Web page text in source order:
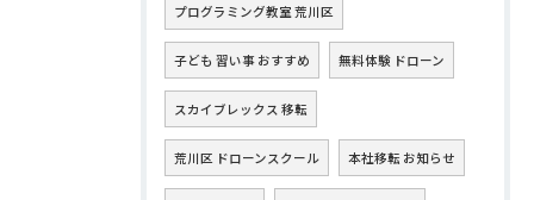
プログラミング教室 荒川区
子ども 習い事 おすすめ 無料体験 ドローン
スカイブレックス 移転
荒川区 ドローンスクール 本社移転 お知らせ